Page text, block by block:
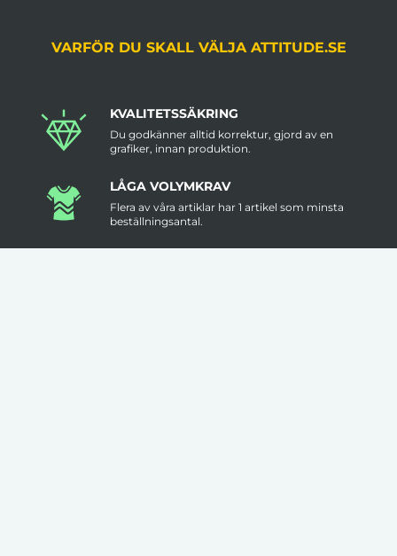
VARFÖR DU SKALL VÄLJA ATTITUDE.SE
KVALITETSSÄKRING
Du godkänner alltid korrektur, gjord av en
grafiker, innan produktion.
LÅGA VOLYMKRAV
Flera av våra artiklar har 1 artikel som minsta
beställningsantal.